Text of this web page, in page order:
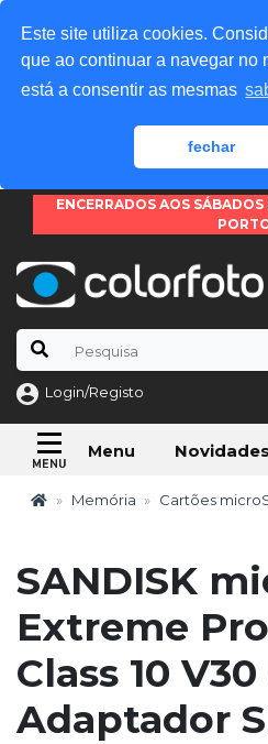
Este site utiliza cookies.
que ao continuar a navegar no
está a consentir as mesmas
fechar
ENCERRADOS AOS
Login/Registo
Menu Novidades
Memória Cartões
SANDISK
Extreme
Class 10 V30
Adaptador